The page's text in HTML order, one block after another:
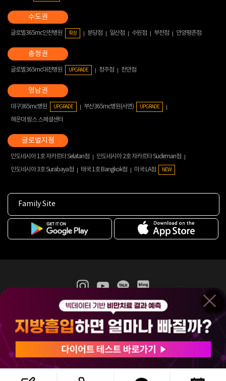
글로벌365mc인천병원 확장 분당점 일산점 수원점 부천점 안양평촌점
글로벌365mc대전병원 UPGRADE 청주점 천안점
대구365mc병원 UPGRADE 부산365mc병원(서면) UPGRADE
해운대 람스 스페셜센터
인도네시아 1호 자카르타 Selatan점
인도네시아 2호 자카르타 Sudirman점
인도네시아 3호 Surabaya점
태국 1호 Bangkok점 미국 LA점 NEW
Family Site
365mc 병·의원 이용약관
홈페이지 이용약관
비급여진료수가
(주)365mcㅣ서울특별시 서초구 서초대로52길 7, 3~4층(서초동, 제일빌딩)
120-87-04354ㅣ김남철
COPYRIGHT(C) 2025 365mc. ALL RIGHTS RESERVED.